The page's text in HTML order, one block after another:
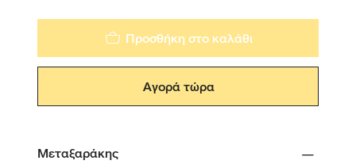
Προσθήκη στο καλάθι
Αγορά τώρα
Μεταξαράκης